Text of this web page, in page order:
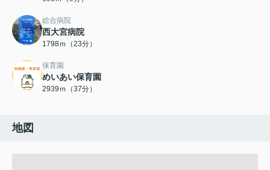
総合病院
西大宮病院
1798ｍ（23分）
保育園
めいあい保育園
2939ｍ（37分）
地図